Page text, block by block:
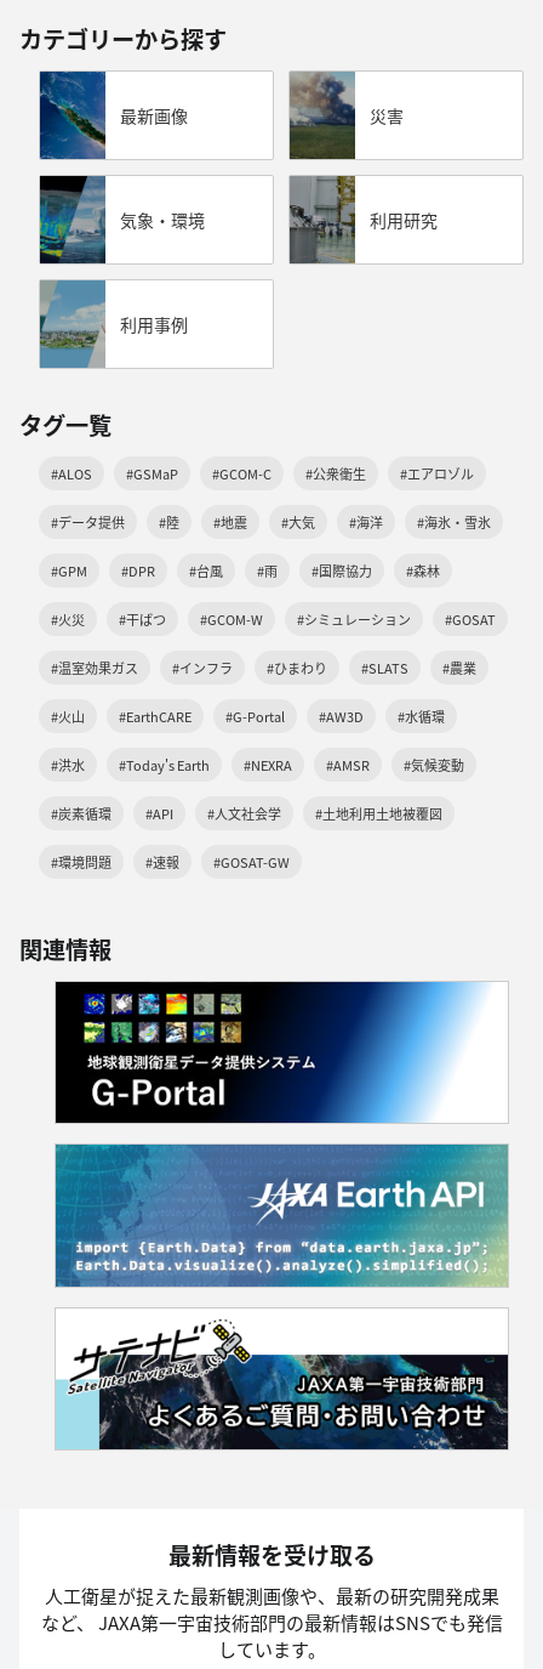
カテゴリーから探す
最新画像 災害
気象・環境 利用研究
利用事例
タグ一覧
#ALOS #GSMaP #GCOM-C #公衆衛生 #エアロゾル
#データ提供 #陸 #地震 #大気 #海洋 #海氷・雪氷
#GPM #DPR #台風 #雨 #国際協力 #森林
#火災 #干ばつ #GCOM-W #シミュレーション #GOSAT
#温室効果ガス #インフラ #ひまわり #SLATS #農業
#火山 #EarthCARE #G-Portal #AW3D #水循環
#洪水 #Today's Earth #NEXRA #AMSR #気候変動
#炭素循環 #API #人文社会学 #土地利用土地被覆図
#環境問題 #速報 #GOSAT-GW
関連情報
最新情報を受け取る
人工衛星が捉えた最新観測画像や、最新の研究開発成果
など、
JAXA第一宇宙技術部門の最新情報はSNSでも発信
しています。